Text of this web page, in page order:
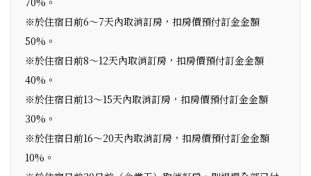
※於住宿日前6～7天內取消訂房，扣房價預付訂金金額
50%。
※於住宿日前8～12天內取消訂房，扣房價預付訂金金額
40%。
※於住宿日前13～15天內取消訂房，扣房價預付訂金金額
30%。
※於住宿日前16～20天內取消訂房，扣房價預付訂金金額
10%。